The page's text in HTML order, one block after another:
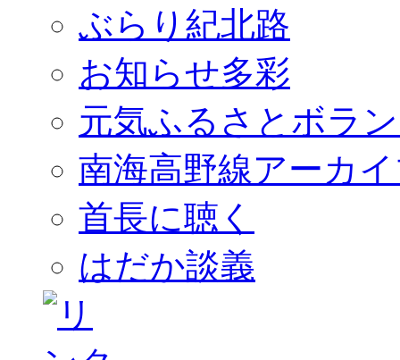
ぶらり紀北路
お知らせ多彩
元気ふるさとボラ
南海高野線アーカ
首長に聴く
はだか談義